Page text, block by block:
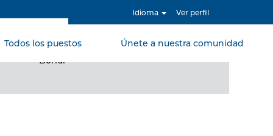
Idioma Ver perfil
Todos los puestos Únete a nuestra comunidad
Borrar